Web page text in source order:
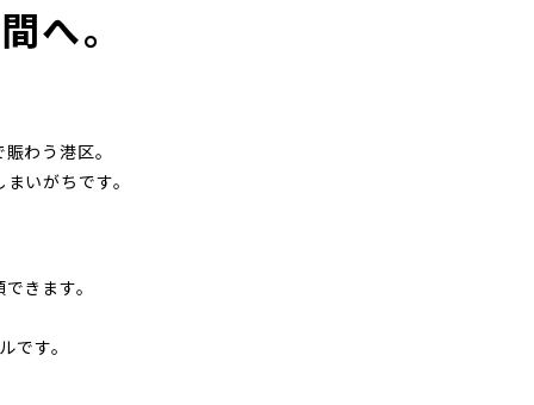
へ。
わう港区。
いがちです。
きます。
です。